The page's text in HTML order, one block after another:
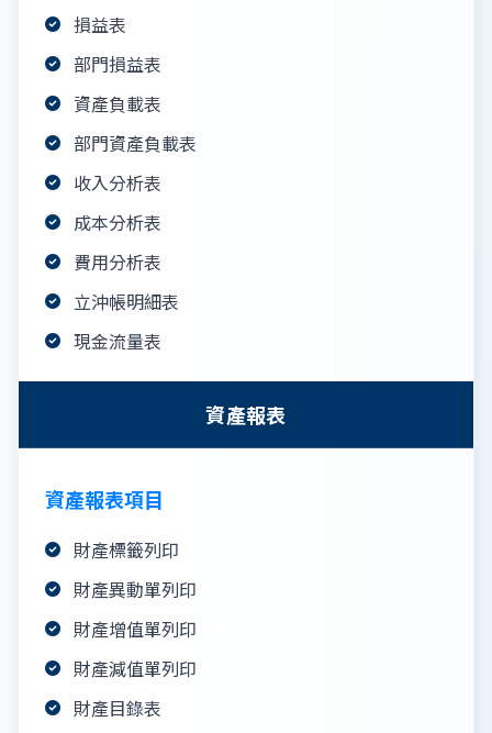
損益表
部門損益表
資產負載表
部門資產負載表
收入分析表
成本分析表
費用分析表
立沖帳明細表
現金流量表
資產報表
資產報表項目
財產標籤列印
財產異動單列印
財產增值單列印
財產減值單列印
財產目錄表